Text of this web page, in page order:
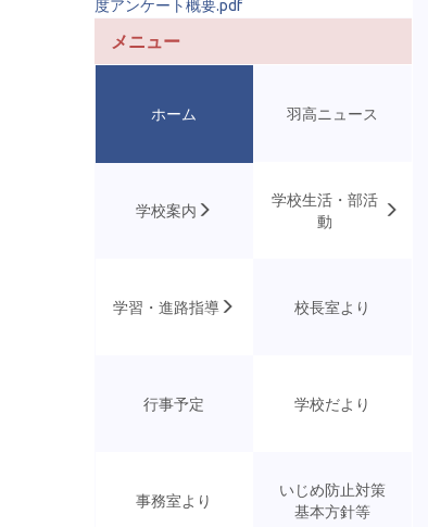
度アンケート概要.pdf
メニュー
ホーム 羽高ニュース
学校案内
学校生活・部活
動
学習・進路指導 校長室より
行事予定 学校だより
事務室より
いじめ防止対策
基本方針等